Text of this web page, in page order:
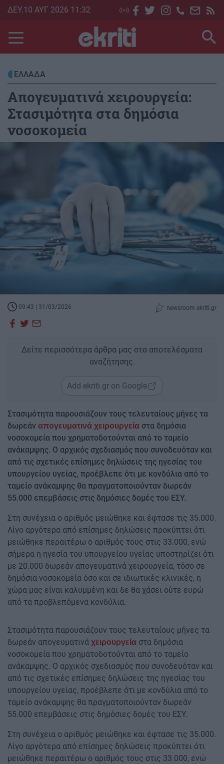
Skip
main
content
ΔΕΥ.10 ΑΥΓ 2026 11:32
ΕΛΛΑΔΑ
Απογευματινά χειρουργεία:
Στασιμότητα στα δημόσια
νοσοκομεία
09:43 | 31/03/2026 newsroom ekriti.gr
Δείτε περισσότερα άρθρα μας στα αποτελέσματα
αναζήτησης.
Add ekriti.gr on Google
Στασιμότητα παρουσιάζουν τους τελευταίους μήνες τα
δωρεάν απογευματινά χειρουργεία στα δημόσια
νοσοκομεία που χρηματοδοτούνται από το ταμείο
ανάκαμψης. Ο αρχικός σχεδιασμός που συνοδευόταν και
από τις σχετικές επίσημες δηλώσεις της ηγεσίας του
υπουργείου υγείας, προέβλεπε ότι με κονδύλια από το
ταμείο ανάκαμψης θα πραγματοποιούνταν δωρεάν
55.000 επεμβάσεις στις δημόσιες δομές του ΕΣΥ.
Στη συνέχεια ο αριθμός μειώθηκε και έφτασε τις 35.000.
Λίγο αργότερα από επίσημες δηλώσεις προκύπτει ότι
μειώθηκε περαιτέρω ο αριθμός τους στις 33.000, ενώ
σήμερα η ηγεσία του υπουργείου υγείας υποστηρίζει ότι
με 20.000 δωρεάν απογευματινά χειρουργεία, τόσο σε
δημόσια νοσοκομεία όσο και σε ιδιωτικές κλινικές, η
χώρα μας είναι καλυμμένη και δε θα χάσει ούτε ευρώ
από τα προβλεπόμενα κονδύλια.
Στασιμότητα παρουσιάζουν τους τελευταίους μήνες τα
δωρεάν απογευματινά χειρουργεία στα δημόσια
νοσοκομεία που χρηματοδοτούνται από το ταμείο
ανάκαμψης. Ο αρχικός σχεδιασμός που συνοδευόταν και
από τις σχετικές επίσημες δηλώσεις της ηγεσίας του
υπουργείου υγείας, προέβλεπε ότι με κονδύλια από το
ταμείο ανάκαμψης θα πραγματοποιούνταν δωρεάν
55.000 επεμβάσεις στις δημόσιες δομές του ΕΣΥ.
Στη συνέχεια ο αριθμός μειώθηκε και έφτασε τις 35.000.
Λίγο αργότερα από επίσημες δηλώσεις προκύπτει ότι
μειώθηκε περαιτέρω ο αριθμός τους στις 33.000, ενώ